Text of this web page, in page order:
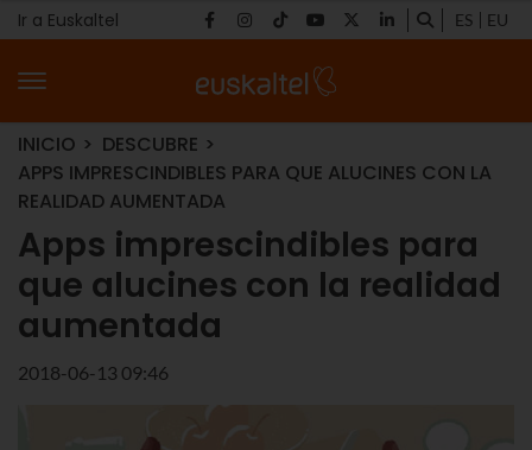
Ir a Euskaltel ES EU
INICIO
DESCUBRE
APPS IMPRESCINDIBLES PARA QUE ALUCINES CON LA
REALIDAD AUMENTADA
Apps imprescindibles para
que alucines con la realidad
aumentada
2018-06-13 09:46